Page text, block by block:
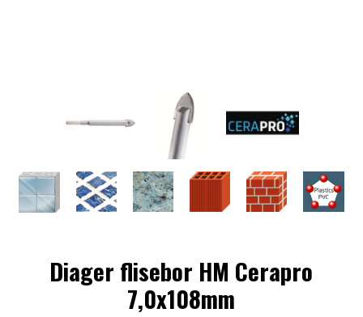
Diager flisebor HM Cerapro
7,0x108mm